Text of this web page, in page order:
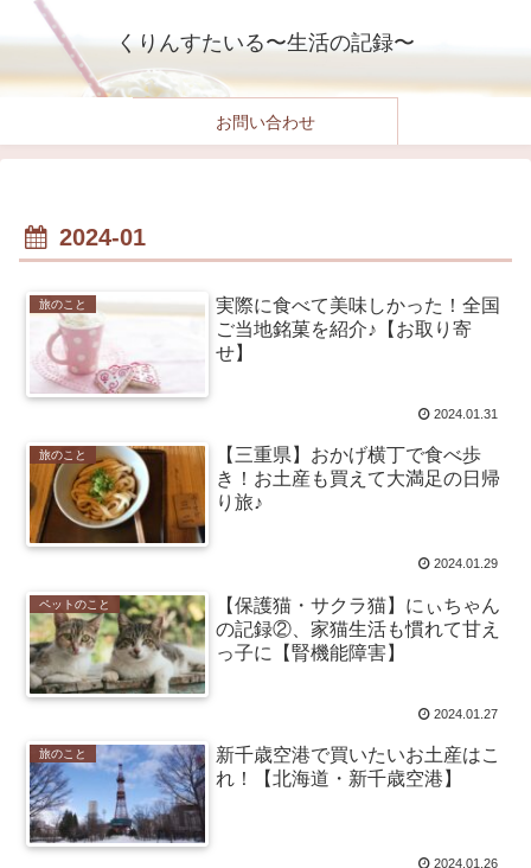
くりんすたいる〜生活の記録〜
お問い合わせ
2024-01
旅のこと
実際に食べて美味しかった！全国
ご当地銘菓を紹介♪【お取り寄
せ】
2024.01.31
旅のこと
【三重県】おかげ横丁で食べ歩
き！お土産も買えて大満足の日帰
り旅♪
2024.01.29
ペットのこと
【保護猫・サクラ猫】にぃちゃん
の記録②、家猫生活も慣れて甘え
っ子に【腎機能障害】
2024.01.27
旅のこと
新千歳空港で買いたいお土産はこ
れ！【北海道・新千歳空港】
2024.01.26